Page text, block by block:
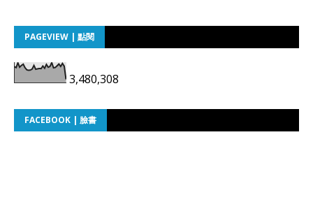
PAGEVIEW | 點閱
3,480,308
FACEBOOK | 臉書